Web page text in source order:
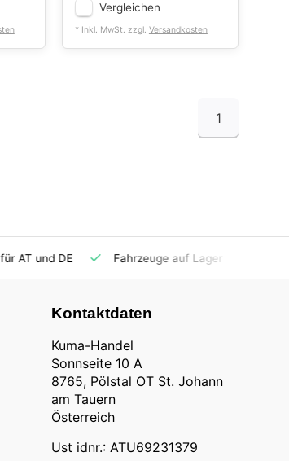
Vergleichen
* Inkl. MwSt. zzgl. Versandkosten
1
und DE Fahrzeuge auf Lager
Kontaktdaten
Kuma-Handel
Sonnseite 10 A
8765, Pölstal OT St. Johann
am Tauern
Österreich
Ust idnr.: ATU69231379